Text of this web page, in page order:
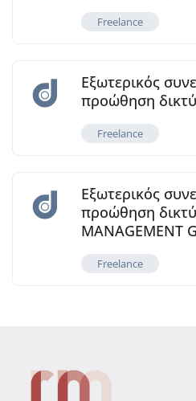
Freelance
Εξωτερικός
προώθηση
Freelance
Εξωτερικός
προώθηση
MANAGEMENT
Freelance